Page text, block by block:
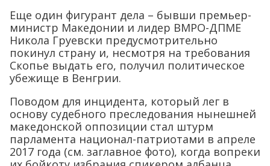
Еще один фигурант дела – бывши премьер-
министр Македонии и лидер ВМРО-ДПМЕ
Никола Груевски предусмотрительно
покинул страну и, несмотря на требования
Скопье выдать его, получил политическое
убежище в Венгрии.
Поводом для инцидента, который лег в
основу судебного преследования нынешней
македонской оппозиции стал штурм
парламента национал-патриотами в апреле
2017 года (см. заглавное фото), когда вопреки